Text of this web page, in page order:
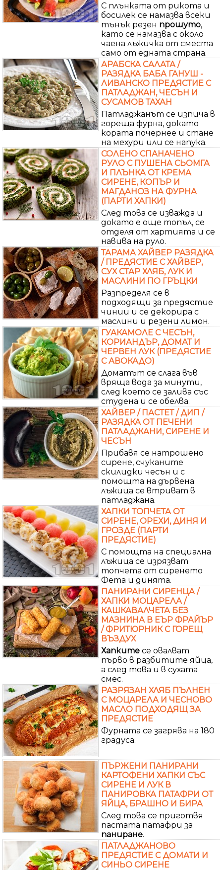
С плънката от рикота и
босилек се намазва всеки
тънък резен прошуто,
като се намазва с около
чаена лъжичка от сместа
само от едната страна.
АРАБСКА САЛАТА /
РАЗЯДКА БАБА ГАНУШ -
ЛИВАНСКО ПРЕДЯСТИЕ С
ПАТЛАДЖАН, ЧЕСЪН И
СУСАМОВ ТАХАН
Патладжанът се изпича в
гореща фурна, докато
кората почернее и стане
на мехури или се напука.
СОЛЕНО СПАНАЧЕНО
РУЛО С ПУШЕНА СЬОМГА
И ПЛЪНКА ОТ КРЕМА
СИРЕНЕ, КОПЪР И
МАГДАНОЗ НА ФУРНА
(ПАРТИ ХАПКИ)
След това се изважда и
докато е още топъл, се
отделя от хартията и се
навива на руло.
ТАРАМА ХАЙВЕР РАЗЯДКА
/ ПРЕДЯСТИЕ С ХАЙВЕР,
СУХ СТАР ХЛЯБ, ЛУК И
МАСЛИНИ ПО ГРЪЦКИ
Разпределя се в
подходящи за предястие
чинии и се декорира с
маслини и резени лимон.
ГУАКАМОЛЕ С ЧЕСЪН,
КОРИАНДЪР, ДОМАТ И
ЧЕРВЕН ЛУК (ПРЕДЯСТИЕ
С АВОКАДО)
Доматът се слага във
вряща вода за минути,
след което се залива със
студена и се обелва.
ХАЙВЕР / ПАСТЕТ / ДИП /
РАЗЯДКА ОТ ПЕЧЕНИ
ПАТЛАДЖАНИ, СИРЕНЕ И
ЧЕСЪН
Прибавя се натрошено
сирене, счуканите
скилидки чесън и с
помощта на дървена
лъжица се втриват в
патладжана.
ХАПКИ ТОПЧЕТА ОТ
СИРЕНЕ, ОРЕХИ, ДИНЯ И
ГРОЗДЕ (ПАРТИ
ПРЕДЯСТИЕ)
С помощта на специална
лъжица се изрязват
топчета от сиренето
Фета и динята.
ПАНИРАНИ СИРЕНЦА /
ХАПКИ МОЦАРЕЛА /
КАШКАВАЛЧЕТА БЕЗ
МАЗНИНА В ЕЪР ФРАЙЪР
/ ФРИТЮРНИК С ГОРЕЩ
ВЪЗДУХ
Хапките се овалват
първо в разбитите яйца,
а след това и в сухата
смес.
РАЗРЯЗАН ХЛЯБ ПЪЛНЕН
С МОЦАРЕЛА И ЧЕСНОВО
МАСЛО ПОДХОДЯЩ ЗА
ПРЕДЯСТИЕ
Фурната се загрява на 180
градуса.
ПЪРЖЕНИ ПАНИРАНИ
КАРТОФЕНИ ХАПКИ СЪС
СИРЕНЕ И ЛУК В
ПАНИРОВКА ПАТАФРИ ОТ
ЯЙЦА, БРАШНО И БИРА
След това се приготвя
пастата патафри за
паниране.
ПАТЛАДЖАНОВО
ПРЕДЯСТИЕ С ДОМАТИ И
СИНЬО СИРЕНЕ